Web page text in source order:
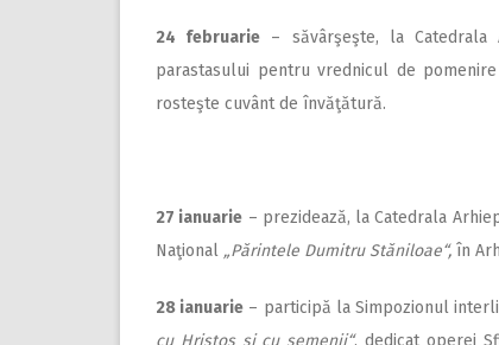
24 februarie – săvârşeşte, la
parastasului pentru vrednicul de
rosteşte cuvânt de învăţătură.
27 ianuarie – prezidează, la Catedrala
Naţional „Părintele Dumitru Stăniloae“, în
28 ianuarie – participă la Simpozionul
cu Hristos şi cu semenii“, dedicat operei